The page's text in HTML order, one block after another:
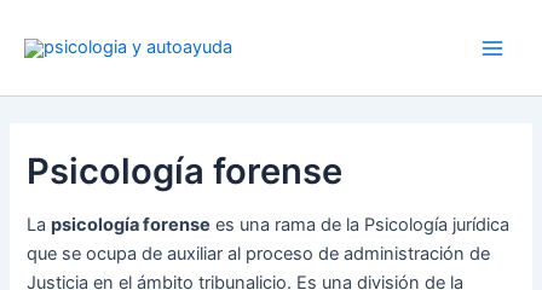
Psicología forense
Lapsicología forense es una rama de la Psicología jurídica
que se ocupa de auxiliar al proceso de administración de
Justicia en el ámbito tribunalicio. Es una división de la